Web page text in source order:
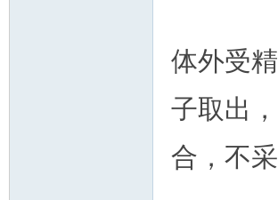
体外受
子取出
合，不